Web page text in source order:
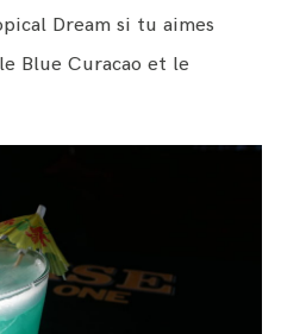
Dream si tu aimes
Blue Curacao et le